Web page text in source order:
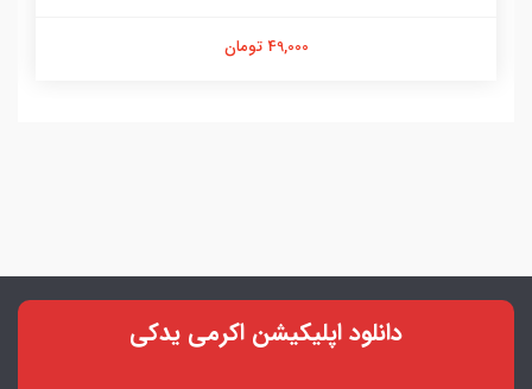
49,000 تومان
دانلود اپلیکیشن اکرمی یدکی